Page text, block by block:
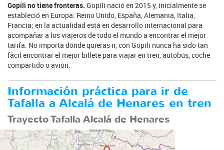
Gopili no tiene fronteras. Gopili nació en 2015 y, inicialmente se
estableció en Europa: Reino Unido, España, Alemania, Italia,
Francia; en la actualidad está en desarrollo internacional para
acompañar a los viajeros de todo el mundo a encontrar el mejor
tarifa. No importa dónde quieras ir, con Gopili nunca ha sido tan
fácil encontrar el mejor billete para viajar en tren, autobús, coche
compartido o avión.
Información práctica para ir de
Tafalla a Alcalá de Henares en tren
Trayecto Tafalla Alcalá de Henares